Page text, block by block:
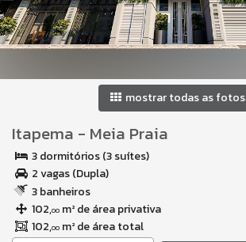
mostrar todas as fotos
Itapema - Meia Praia
3 dormitórios (3 suítes)
2 vagas (Dupla)
3 banheiros
102,00 m² de área privativa
102,00 m² de área total